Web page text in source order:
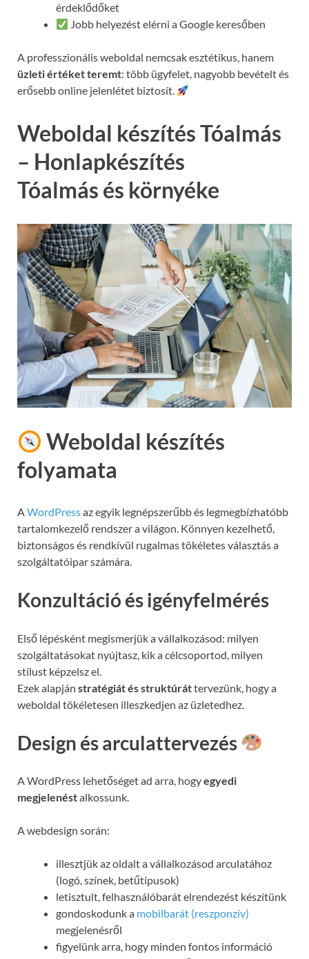
érdeklődőket
Jobb helyezést elérni a Google keresőben
A professzionális weboldal nemcsak esztétikus, hanem
üzleti értéket teremt: több ügyfelet, nagyobb bevételt és
erősebb online jelenlétet biztosít.
Weboldal készítés Tóalmás
– Honlapkészítés
Tóalmás és környéke
Weboldal készítés
folyamata
AWordPressaz egyik legnépszerűbb és legmegbízhatóbb
tartalomkezelő rendszer a világon. Könnyen kezelhető,
biztonságos és rendkívül rugalmas tökéletes választás a
szolgáltatóipar számára.
Konzultáció és igényfelmérés
Első lépésként megismerjük a vállalkozásod: milyen
szolgáltatásokat nyújtasz, kik a célcsoportod, milyen
stílust képzelsz el.
Ezek alapján stratégiát és struktúráttervezünk, hogy a
weboldal tökéletesen illeszkedjen az üzletedhez.
Design és arculattervezés
A WordPress lehetőséget ad arra, hogyegyedi
megjelenéstalkossunk.
A webdesign során:
illesztjük az oldalt a vállalkozásod arculatához
(logó, színek, betűtípusok)
letisztult, felhasználóbarát elrendezést készítünk
gondoskodunk a mobilbarát (reszponzív)
megjelenésről
figyelünk arra, hogy minden fontos információ